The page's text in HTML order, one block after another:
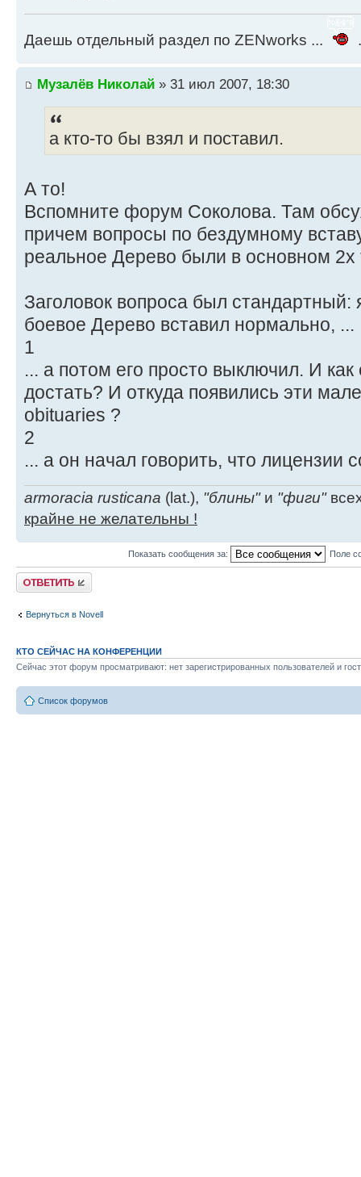
Даешь отдельный раздел по ZENworks ...
Музалёв Николай » 31 июл 2007, 18:30
а кто-то бы взял и поставил.
А то!
Вспомните форум Соколова. Там
причем вопросы по бездумному
реальное Дерево были в основном 2х
Заголовок вопроса был стандартный:
боевое Дерево вставил нормально, ...
1
... а потом его просто выключил. И как
достать? И откуда появились эти
obituaries ?
2
... а он начал говорить, что лицензии
armoracia rusticana (lat.), "блины"и "фиги"
крайне не желательны !
Показать сообщения за: Поле
Ответить
Вернуться в Novell
КТО СЕЙЧАС НА КОНФЕРЕНЦИИ
Сейчас этот форум просматривают: нет зарегистрированных пользователей и
Список форумов